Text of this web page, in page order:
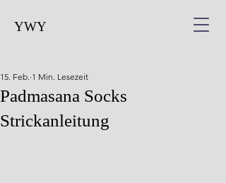
YWY
Padmasana Socks
Strickanleitung
15. Feb. 1 Min. Lesezeit